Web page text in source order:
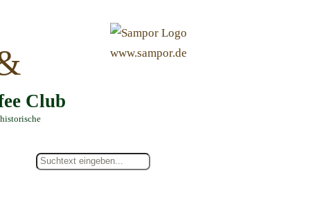
Club
www.sampor.de